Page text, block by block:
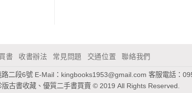
書 收書辦法 常見問題 交通位置 聯絡我們
二段6號 E-Mail： kingbooks1953@gmail.com 客服電話：
古書收藏、優質二手書買賣 © 2019 All Rights Reserved.